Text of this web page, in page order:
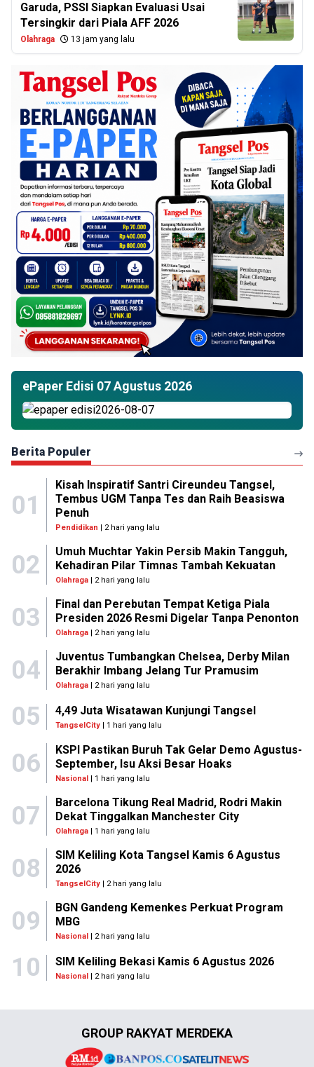
Garuda, PSSI Siapkan Evaluasi Usai
Tersingkir dari Piala AFF 2026
Olahraga 13 jam yang lalu
ePaper Edisi 07 Agustus 2026
Berita Populer
01
Kisah Inspiratif Santri Cireundeu Tangsel,
Tembus UGM Tanpa Tes dan Raih Beasiswa
Penuh
Pendidikan | 2 hari yang lalu
02
Umuh Muchtar Yakin Persib Makin Tangguh,
Kehadiran Pilar Timnas Tambah Kekuatan
Olahraga| 2 hari yang lalu
03
Final dan Perebutan Tempat Ketiga Piala
Presiden 2026 Resmi Digelar Tanpa Penonton
Olahraga| 2 hari yang lalu
04
Juventus Tumbangkan Chelsea, Derby Milan
Berakhir Imbang Jelang Tur Pramusim
Olahraga| 2 hari yang lalu
05 4,49 Juta Wisatawan Kunjungi Tangsel
TangselCity | 1 hari yang lalu
06
KSPI Pastikan Buruh Tak Gelar Demo Agustus-
September, Isu Aksi Besar Hoaks
Nasional| 1 hari yang lalu
07
Barcelona Tikung Real Madrid, Rodri Makin
Dekat Tinggalkan Manchester City
Olahraga| 1 hari yang lalu
08
SIM Keliling Kota Tangsel Kamis 6 Agustus
2026
TangselCity| 2 hari yang lalu
09
BGN Gandeng Kemenkes Perkuat Program
MBG
Nasional| 2 hari yang lalu
10 SIM Keliling Bekasi Kamis 6 Agustus 2026
Nasional | 2 hari yang lalu
GROUP RAKYAT MERDEKA